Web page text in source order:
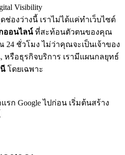
Visibility
ดช่องว่างนี้ เราไม่ได้แค่ทำเว็บไซต์
ออนไลน์ที่สะท้อนตัวตนของคุณ
ชั่วโมง ไม่ว่าคุณจะเป็นเจ้าของ
รือธุรกิจบริการ เรามีแผนกลยุทธ์
โดยเฉพาะ
ก Google ไปก่อน เริ่มต้นสร้าง